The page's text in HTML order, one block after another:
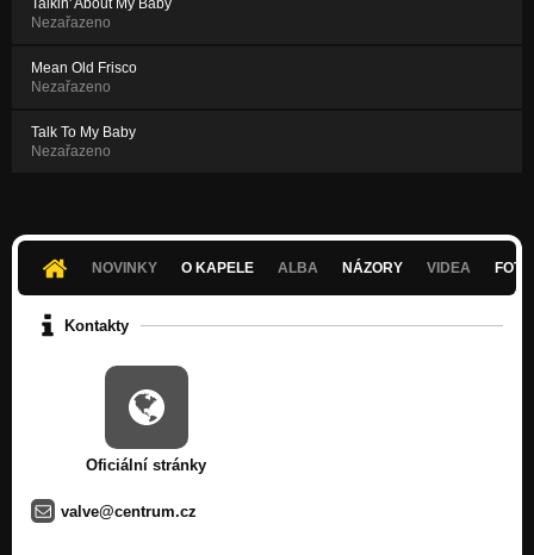
Nezařazeno
Mean Old Frisco
Nezařazeno
Talk To My Baby
Nezařazeno
NOVINKY O KAPELE ALBA NÁZORY VIDEA
Kontakty
Oficiální stránky
valve@centrum.cz